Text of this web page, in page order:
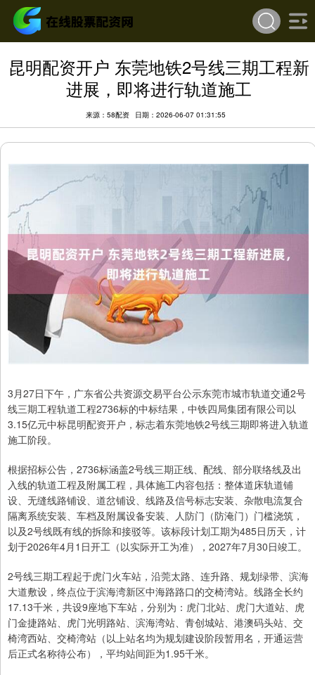
昆明配资开户 东莞地铁2号线三期工程新
进展，即将进行轨道施工
来源：58配资 日期：2026-06-07 01:31:55
3月27日下午，广东省公共资源交易平台公示东莞市城市轨道交通2号
线三期工程轨道工程2736标的中标结果，中铁四局集团有限公司以
3.15亿元中标昆明配资开户，标志着东莞地铁2号线三期即将进入轨道
施工阶段。
根据招标公告，2736标涵盖2号线三期正线、配线、部分联络线及出
入线的轨道工程及附属工程，具体施工内容包括：整体道床轨道铺
设、无缝线路铺设、道岔铺设、线路及信号标志安装、杂散电流复合
隔离系统安装、车档及附属设备安装、人防门（防淹门）门槛浇筑，
以及2号线既有线的拆除和接驳等。该标段计划工期为485日历天，计
划于2026年4月1日开工（以实际开工为准），2027年7月30日竣工。
2号线三期工程起于虎门火车站，沿莞太路、连升路、规划绿带、滨海
大道敷设，终点位于滨海湾新区中海路路口的交椅湾站。线路全长约
17.13千米，共设9座地下车站，分别为：虎门北站、虎门大道站、虎
门金捷路站、虎门光明路站、滨海湾站、青创城站、港澳码头站、交
椅湾西站、交椅湾站（以上站名均为规划建设阶段暂用名，开通运营
后正式名称待公布），平均站间距为1.95千米。